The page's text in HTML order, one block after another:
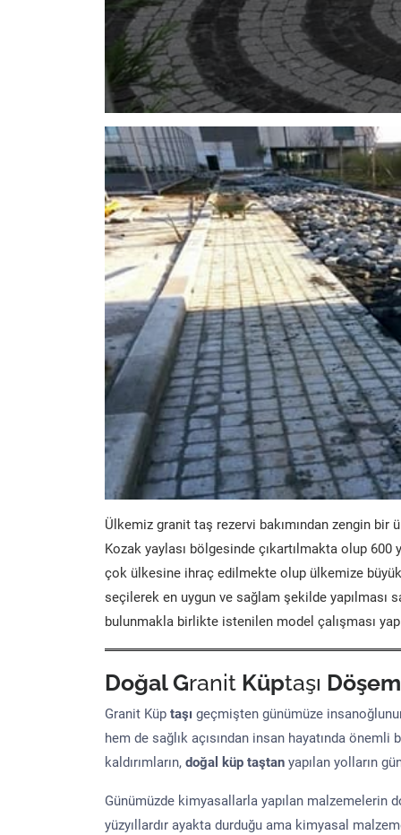
Ülkemiz granit taş rezervi bakımından zengin bir
Kozak yaylası bölgesinde çıkartılmakta olup
çok ülkesine ihraç edilmekte olup ülkemize
seçilerek en uygun ve sağlam şekilde yapılması
bulunmakla birlikte istenilen model çalışması
Doğal Granit Küptaşı
Granit Küp taşı geçmişten günümüze
hem de sağlık açısından insan hayatında
kaldırımların, doğal küp taştan yapılan yolların
Günümüzde kimyasallarla yapılan malzemelerin
yüzyıllardır ayakta durduğu ama kimyasal